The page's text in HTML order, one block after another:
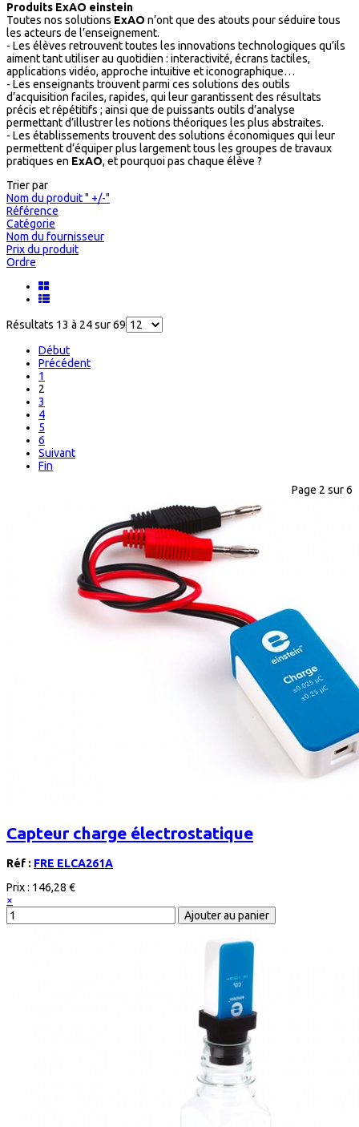
Produits ExAO einstein
Toutes nos solutions ExAO n’ont que des atouts pour séduire tous
les acteurs de l’enseignement.
- Les élèves retrouvent toutes les innovations technologiques qu’ils
aiment tant utiliser au quotidien : interactivité, écrans tactiles,
applications vidéo, approche intuitive et iconographique…
- Les enseignants trouvent parmi ces solutions des outils
d’acquisition faciles, rapides, qui leur garantissent des résultats
précis et répétitifs ; ainsi que de puissants outils d’analyse
permettant d’illustrer les notions théoriques les plus abstraites.
- Les établissements trouvent des solutions économiques qui leur
permettent d’équiper plus largement tous les groupes de travaux
pratiques en ExAO, et pourquoi pas chaque élève ?
Trier par
Nom du produit " +/-"
Référence
Catégorie
Nom du fournisseur
Prix du produit
Ordre
Résultats 13 à 24 sur 69
Début
Précédent
1
2
3
4
5
6
Suivant
Fin
Page 2 sur 6
Capteur charge électrostatique
Réf : FRE ELCA261A
Prix : 146,28 €
×